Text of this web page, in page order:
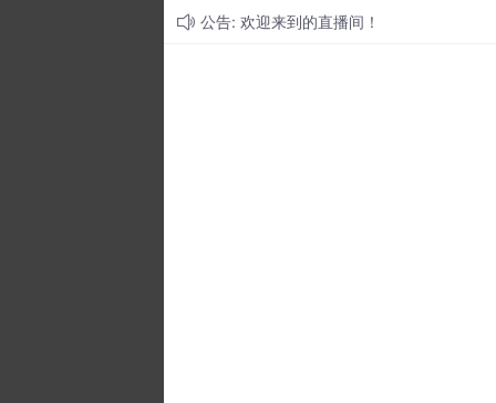
公告: 欢迎来到的直播间！